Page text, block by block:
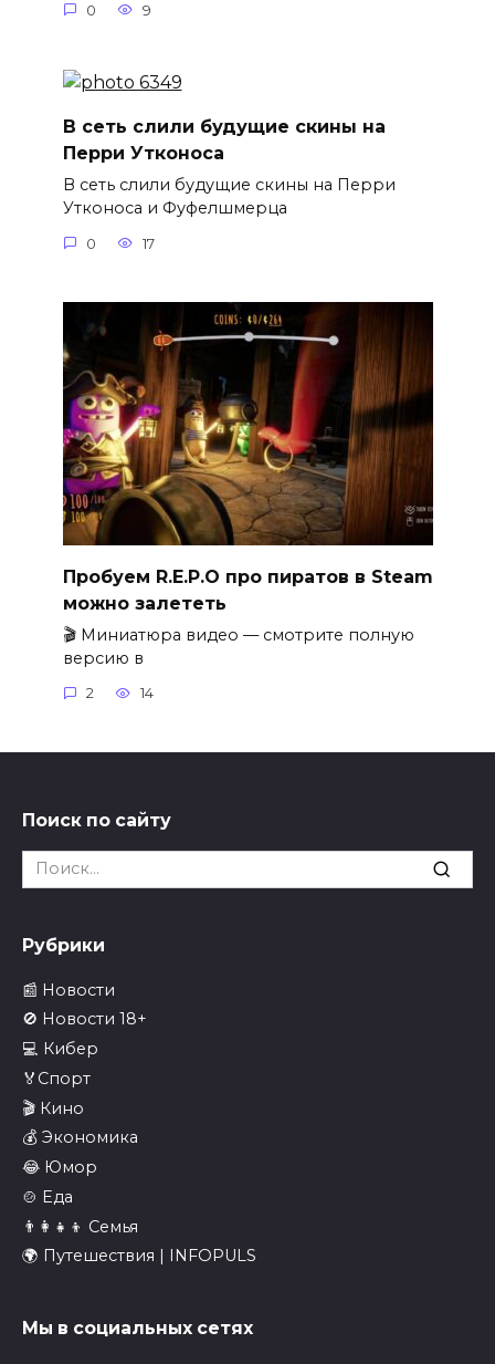
0 9
В сеть слили будущие скины на
Перри Утконоса
В сеть слили будущие скины на Перри
Утконоса и Фуфелшмерца
0 17
Пробуем R.E.P.O про пиратов в Steam
можно залететь
🎬 Миниатюра видео — смотрите полную
версию в
2 14
Поиск по сайту
Search
for:
Рубрики
📰 Новости
🚫 Новости 18+
💻 Кибер
🏅Спорт
🎬 Кино
💰 Экономика
😂 Юмор
🍲 Еда
👨‍👩‍👧‍👦 Семья
🌍 Путешествия | INFOPULS
Мы в социальных сетях